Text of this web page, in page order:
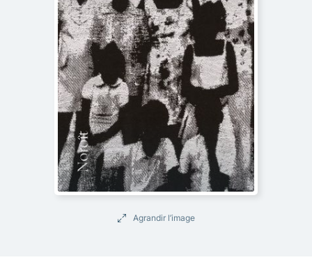
Agrandir l’image